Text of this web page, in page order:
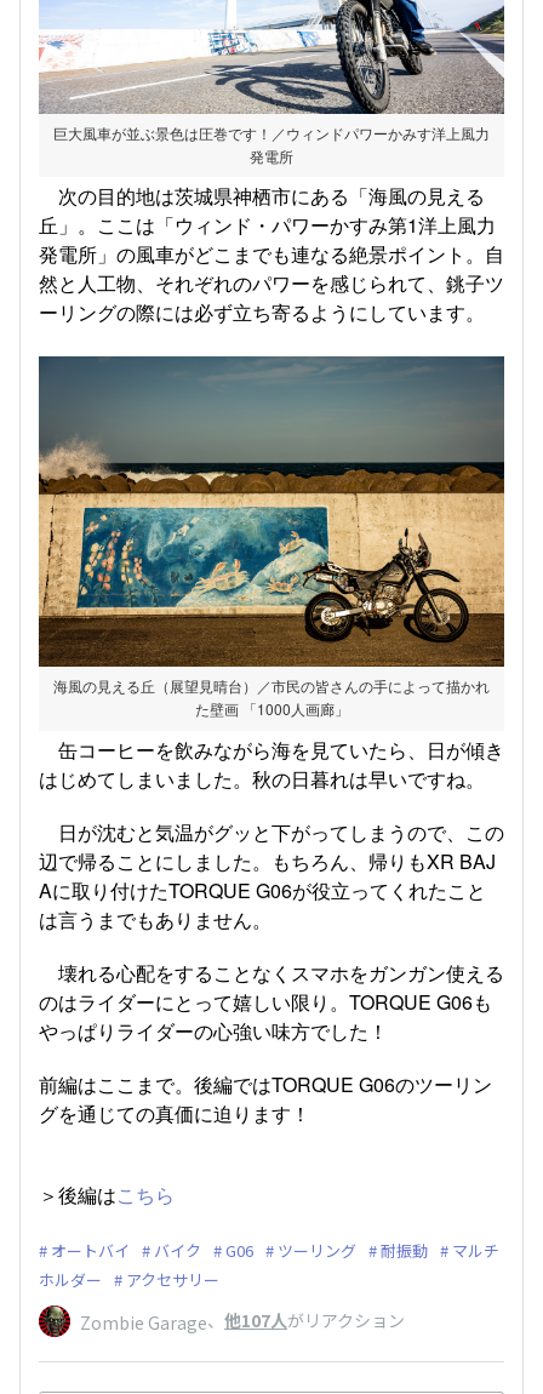
巨大風車が並ぶ景色は圧巻です！／ウィンドパワーかみす洋上風力
発電所
次の目的地は茨城県神栖市にある「海風の見える
丘」。ここは「ウィンド・パワーかすみ第1洋上風力
発電所」の風車がどこまでも連なる絶景ポイント。自
然と人工物、それぞれのパワーを感じられて、銚子ツ
ーリングの際には必ず立ち寄るようにしています。
海風の見える丘（展望見晴台）／市民の皆さんの手によって描かれ
た壁画 「1000人画廊」
缶コーヒーを飲みながら海を見ていたら、日が傾き
はじめてしまいました。秋の日暮れは早いですね。
日が沈むと気温がグッと下がってしまうので、この
辺で帰ることにしました。もちろん、帰りもXR BAJ
Aに取り付けたTORQUE G06が役立ってくれたこと
は言うまでもありません。
壊れる心配をすることなくスマホをガンガン使える
のはライダーにとって嬉しい限り。TORQUE G06も
やっぱりライダーの心強い味方でした！
前編はここまで。後編ではTORQUE G06のツーリン
グを通じての真価に迫ります！
＞後編はこちら
オートバイ バイク G06 ツーリング 耐振動
マルチ
ホルダー
アクセサリー
Zombie Garage、 他107人がリアクション